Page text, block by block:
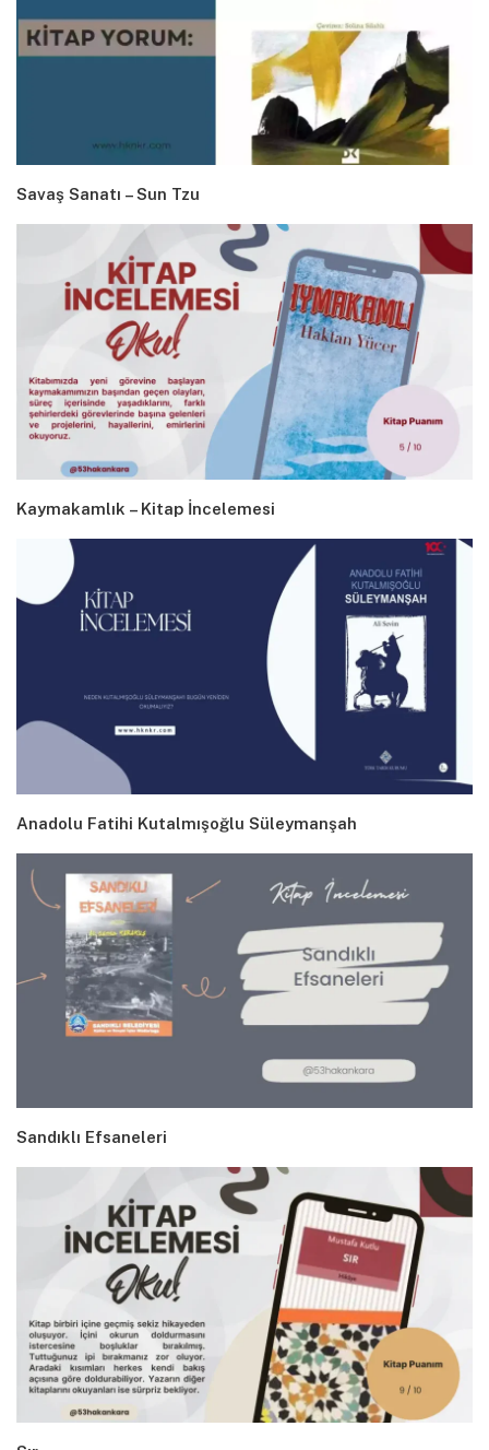
Savaş Sanatı – Sun Tzu
Kaymakamlık – Kitap İncelemesi
Anadolu Fatihi Kutalmışoğlu Süleymanşah
Sandıklı Efsaneleri